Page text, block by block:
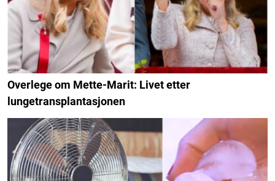
Overlege om Mette-Marit: Livet etter
lungetransplantasjonen